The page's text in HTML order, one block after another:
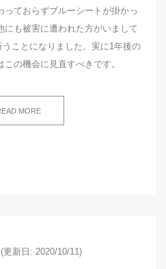
っておらずブルーシートが掛かっ
にも被害に遭われた方がいまして
ことになりました。実に1年後の
の機会に見直すべきです。
MORE
(更新日: 2020/10/11)